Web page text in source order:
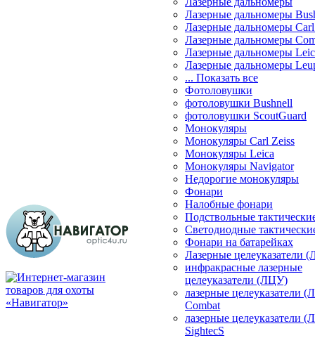
Лазерные дальномеры
Лазерные дальномеры
Лазерные дальномеры
Лазерные дальномеры
Лазерные дальномеры
... Показать все
Фотоловушки
фотоловушки Bushnell
фотоловушки ScoutGuard
Монокуляры
Монокуляры Carl Zeiss
Монокуляры Leica
Монокуляры Navigator
Недорогие монокуляры
Фонари
Налобные фонари
Подствольные
Светодиодные
Фонари на батарейках
Лазерные целеуказатели
инфракрасные лазерные
целеуказатели (ЛЦУ)
лазерные целеуказатели
Combat
лазерные целеуказатели
SightecS